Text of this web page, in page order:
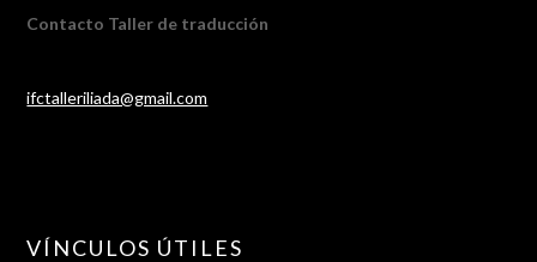
Contacto Taller de traducción
ifctalleriliada@gmail.com
VÍNCULOS ÚTILES